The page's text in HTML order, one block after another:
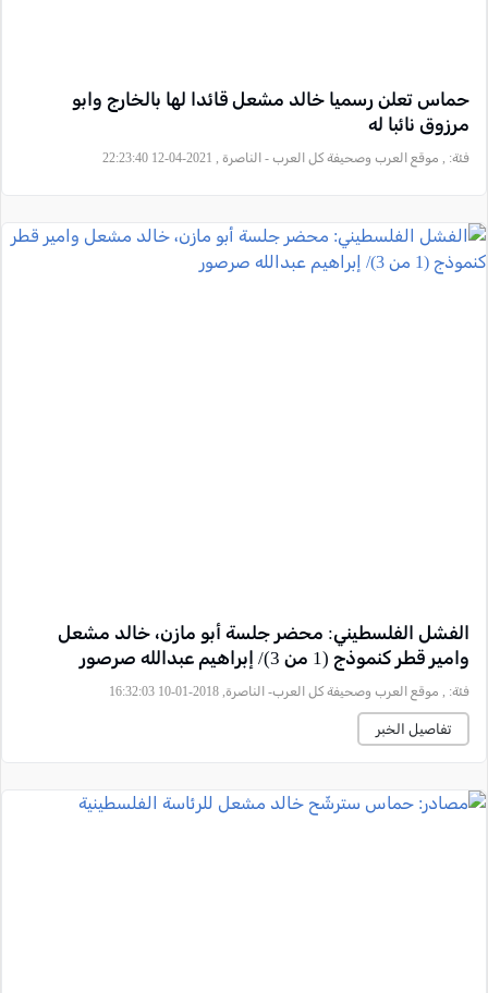
حماس تعلن رسميا خالد مشعل قائدا لها بالخارج وابو
مرزوق نائبا له
فئة: , موقع العرب وصحيفة كل العرب - الناصرة , 2021-04-12 22:23:40
الفشل الفلسطيني: محضر جلسة أبو مازن، خالد مشعل
وامير قطر كنموذج (1 من 3)/ إبراهيم عبدالله صرصور
فئة: , موقع العرب وصحيفة كل العرب- الناصرة, 2018-01-10 16:32:03
تفاصيل الخبر